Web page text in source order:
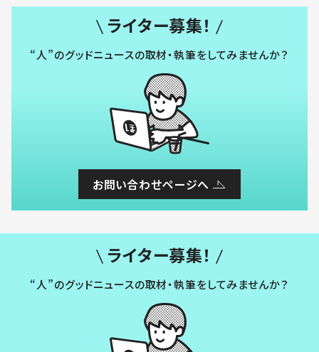
ライター募集！
“人”のグッドニュースの取材・執筆をしてみませんか？
お問い合わせページへ
ライター募集！
“人”のグッドニュースの取材・執筆をしてみませんか？